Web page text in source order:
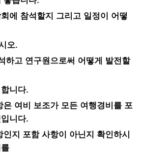
에 참석할지 그리고 일정이 어떻
오.
하고 연구원으로써 어떻게 발전할
니다.
은 여비 보조가 모든 여행경비를 포
니다.
지 포함 사항이 아닌지 확인하시